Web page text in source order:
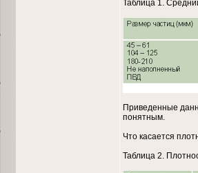
Таблица 1.
Приведенные
понятным.
Что касается
Таблица 2.